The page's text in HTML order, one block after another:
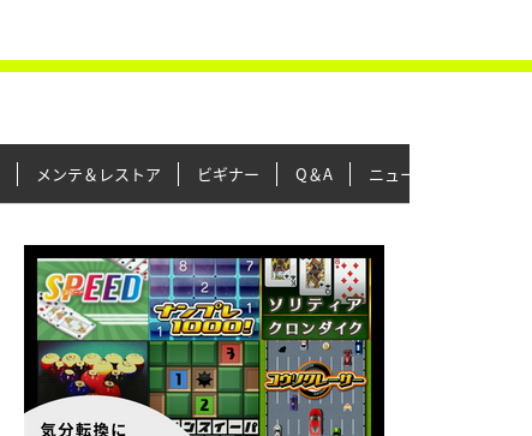
メンテ＆レストア ビギナー Q＆A ニュース＆トピックス